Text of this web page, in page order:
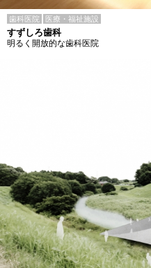
歯科医院 医療・福祉施設
すずしろ歯科
明るく開放的な歯科医院